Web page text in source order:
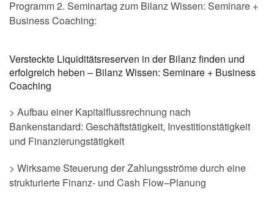
Programm 2. Seminartag zum Bilanz Wissen: Seminare +
Business Coaching:
Versteckte Liquiditätsreserven in der Bilanz finden und
erfolgreich heben – Bilanz Wissen: Seminare + Business
Coaching
> Aufbau einer Kapitalflussrechnung nach
Bankenstandard: Geschäftstätigkeit, Investitionstätigkeit
und Finanzierungstätigkeit
> Wirksame Steuerung der Zahlungsströme durch eine
strukturierte Finanz- und Cash Flow–Planung